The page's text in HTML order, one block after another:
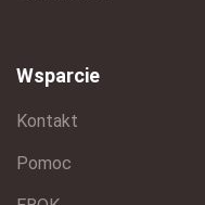
Wsparcie
Kontakt
Pomoc